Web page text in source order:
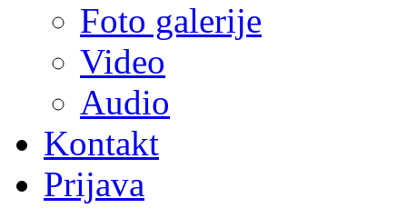
Foto galerije
Video
Audio
Kontakt
Prijava